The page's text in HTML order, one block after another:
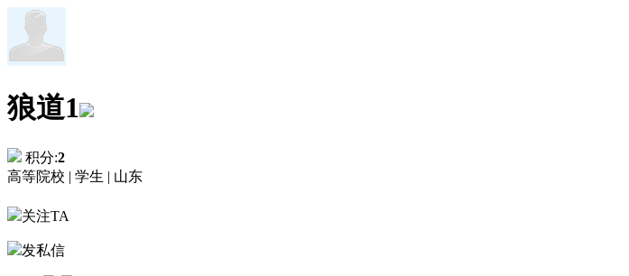
狼道1
积分:2
高等院校 | 学生 | 山东
关注TA
发私信